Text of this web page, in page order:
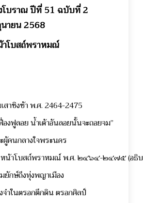
โบราณ ปีที่51 ฉบับที่ 2
ายน2568
าโบสถ์พราหมณ์
สาชิงช้า พ.ศ. 2464-2475
องฟูลอย น้ำเต้าอันลอยนั้นจะถอยจม”
ผู้คนกลางใจพระนคร
หน้าโบสถ์พราหมณ์ พ.ศ. ๒๔๖๔-๒๔๗๕ (อธิ
ยักษ์ถึงทุ่งพญาเมือง
จำในตรอกตึกดิน ตรอกศิลป์